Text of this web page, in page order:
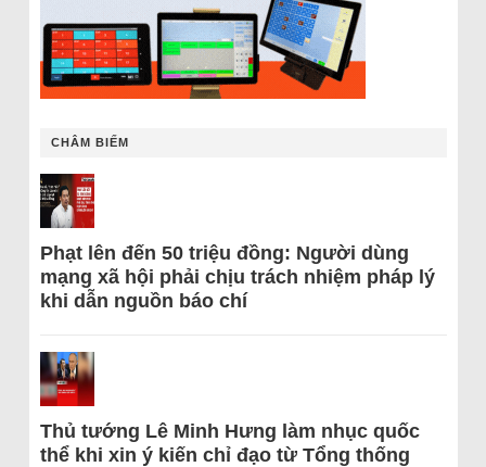
CHÂM BIẾM
Phạt lên đến 50 triệu đồng: Người dùng
mạng xã hội phải chịu trách nhiệm pháp lý
khi dẫn nguồn báo chí
Thủ tướng Lê Minh Hưng làm nhục quốc
thể khi xin ý kiến chỉ đạo từ Tổng thống